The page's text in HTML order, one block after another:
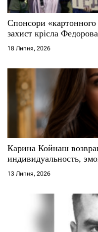
Спонсори
захист крісла Федорова
18 Липня, 2026
Карина Койнаш
индивидуальность,
13 Липня, 2026